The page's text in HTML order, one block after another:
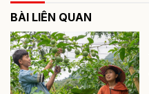
BÀI LIÊN QUAN